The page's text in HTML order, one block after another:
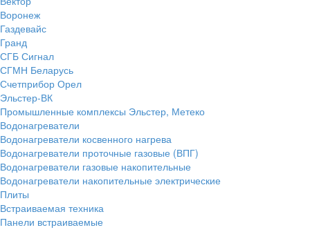
Воронеж
Газдевайс
Гранд
СГБ Сигнал
СГМН Беларусь
Счетприбор Орел
Эльстер-ВК
Промышленные комплексы Эльстер, Метеко
Водонагреватели
Водонагреватели косвенного нагрева
Водонагреватели проточные газовые (ВПГ)
Водонагреватели газовые накопительные
Водонагреватели накопительные электрические
Плиты
Встраиваемая техника
Панели встраиваемые